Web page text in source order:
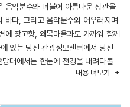
음악분수와 더불어 아름다운 장관을
바다, 그리고 음악분수와 어우러지며
에 장고항, 왜목마을과도 가까워 함께
있는 당진 관광정보센터에서 당진
대에서는 한눈에 전경을 내려다볼
내용 더보기